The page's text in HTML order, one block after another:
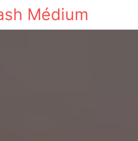
Médium